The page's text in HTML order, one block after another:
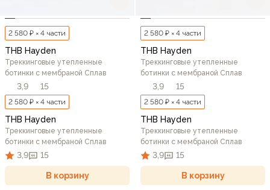
2 580 ₽ × 4 части
THB Hayden
Треккинговые утепленные
ботинки c мембраной Сплав
3,9 15
2 580 ₽ × 4 части
THB Hayden
Треккинговые утепленные
ботинки c мембраной Сплав
3,9 15
В корзину
2 580 ₽ × 4 части
THB Hayden
Треккинговые утепленные
ботинки c мембраной Сплав
3,9 15
2 580 ₽ × 4 части
THB Hayden
Треккинговые утепленные
ботинки c мембраной Сплав
3,9 15
В корзину